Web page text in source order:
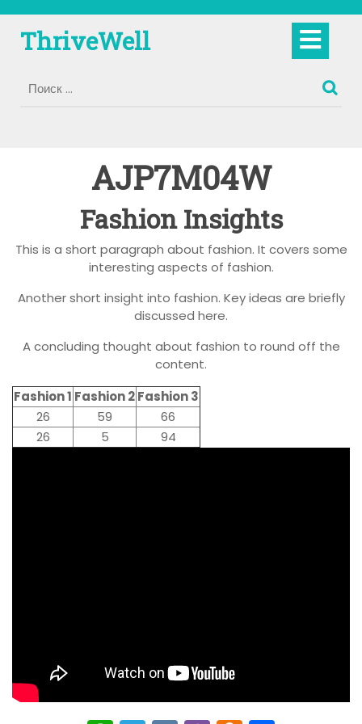
содержимому
ThriveWell
AJP7M04W
Fashion Insights
This is a short paragraph about fashion. It covers some
interesting aspects of fashion.
Another short insight into fashion. Key ideas are briefly
discussed here.
A concluding thought about fashion to round off the
content.
Fashion 1 Fashion 2Fashion 3
26
59
66
26
5 94